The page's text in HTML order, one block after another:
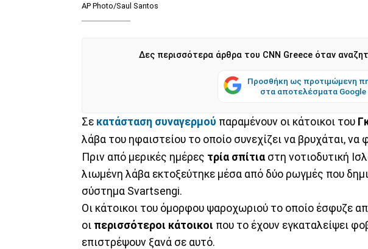
AP Photo/Saul Santos
Δες περισσότερα άρθρα του CNN Greece όταν
Προσθήκη ως προτιμώμενη
στα αποτελέσματα Google
Σε κατάσταση συναγερμού παραμένουν οι κάτοικοι του
λάβα του ηφαιστείου το οποίο συνεχίζει να βρυχάται, να
Πριν από μερικές ημέρες τρία σπίτια στη νοτιοδυτική
λιωμένη λάβα εκτοξεύτηκε μέσα από δύο ρωγμές που
σύστημα Svartsengi.
Οι κάτοικοι του όμορφου ψαροχωριού το οποίο έσφυζε
οι περισσότεροι κάτοικοι που το έχουν εγκαταλείψει
επιστρέψουν ξανά σε αυτό.